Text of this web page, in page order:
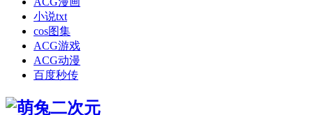
小说txt
cos图集
ACG游戏
ACG动漫
百度秒传